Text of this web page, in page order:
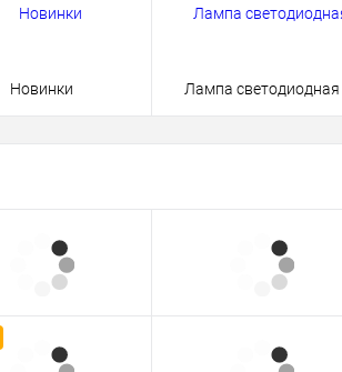
Новинки Лампа светодиодная